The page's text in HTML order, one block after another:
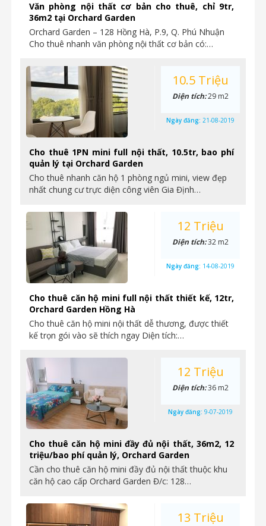
Văn phòng nội thất cơ bản cho thuê, chỉ 9tr,
36m2 tại Orchard Garden
Orchard Garden – 128 Hồng Hà, P.9, Q. Phú Nhuận
Cho thuê nhanh văn phòng nội thất cơ bản có:…
Cho thuê 1PN mini full nội thất, 10.5tr, bao phí
quản lý tại Orchard Garden
Cho thuê nhanh căn hộ 1 phòng ngủ mini, view đẹp
nhất chung cư trực diện công viên Gia Định…
10.5 Triệu
Diện tích:29 m2
Ngày đăng: 21-08-2019
Cho thuê căn hộ mini full nội thất thiết kế, 12tr,
Orchard Garden Hồng Hà
Cho thuê căn hộ mini nội thất dễ thương, được thiết
kế trọn gói vào sẽ thích ngay Diện tích:…
12 Triệu
Diện tích:32 m2
Ngày đăng: 14-08-2019
Cho thuê căn hộ mini đầy đủ nội thất, 36m2, 12
triệu/bao phí quản lý, Orchard Garden
Cần cho thuê căn hộ mini đầy đủ nội thất thuộc khu
căn hộ cao cấp Orchard Garden Đ/c: 128…
12 Triệu
Diện tích:36 m2
Ngày đăng: 9-07-2019
13 Triệu